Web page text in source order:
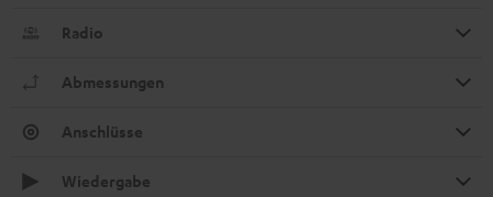
Radio
Abmessungen
Anschlüsse
Wiedergabe